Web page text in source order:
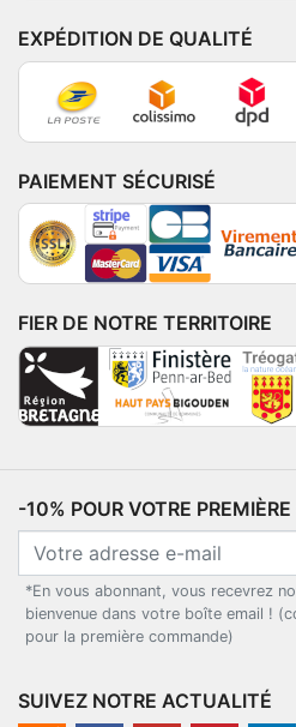
EXPÉDITION DE QUALITÉ
PAIEMENT SÉCURISÉ
FIER DE NOTRE TERRITOIRE
-10% POUR VOTRE
*En vous abonnant, vous recevrez
bienvenue dans votre boîte email !
pour la première commande)
SUIVEZ NOTRE ACTUALITÉ